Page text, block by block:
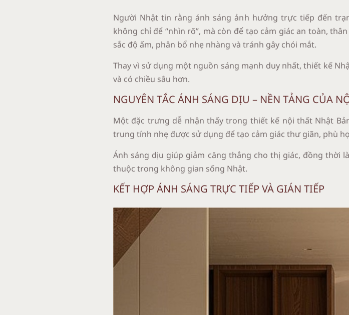
Người Nhật tin rằng ánh sáng ảnh hưởng trực tiếp đến
không chỉ để “nhìn rõ”, mà còn để tạo cảm giác an toàn,
sắc độ ấm, phân bổ nhẹ nhàng và tránh gây chói mắt.
Thay vì sử dụng một nguồn sáng mạnh duy nhất, thiết kế
và có chiều sâu hơn.
NGUYÊN TẮC ÁNH SÁNG DỊU – NỀN TẢNG CỦA
Một đặc trưng dễ nhận thấy trong thiết kế nội thất Nhật
trung tính nhẹ được sử dụng để tạo cảm giác thư giãn, phù
Ánh sáng dịu giúp giảm căng thẳng cho thị giác, đồng thời
thuộc trong không gian sống Nhật.
KẾT HỢP ÁNH SÁNG TRỰC TIẾP VÀ GIÁN TIẾP